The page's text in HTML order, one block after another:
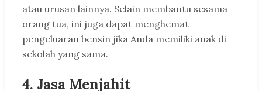
atau urusan lainnya. Selain membantu sesama
orang tua, ini juga dapat menghemat
pengeluaran bensin jika Anda memiliki anak di
sekolah yang sama.
4. Jasa Menjahit